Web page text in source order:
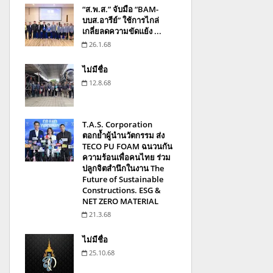
“ส.พ.ส.” จับมือ “BAM-
บบส.อารีย์” ใช้การไกล่
เกลี่ยลดความขัดแย้ง ...
26.1.68
ไม่มีชื่อ
12.8.68
T.A.S. Corporation
ตอกย้ำผู้นำนวัตกรรม ส่ง
TECO PU FOAM ฉนวนกัน
ความร้อนเพื่อคนไทย ร่วม
ปลูกจิตสำนึกในงาน The
Future of Sustainable
Constructions. ESG &
NET ZERO MATERIAL
21.3.68
ไม่มีชื่อ
25.10.68